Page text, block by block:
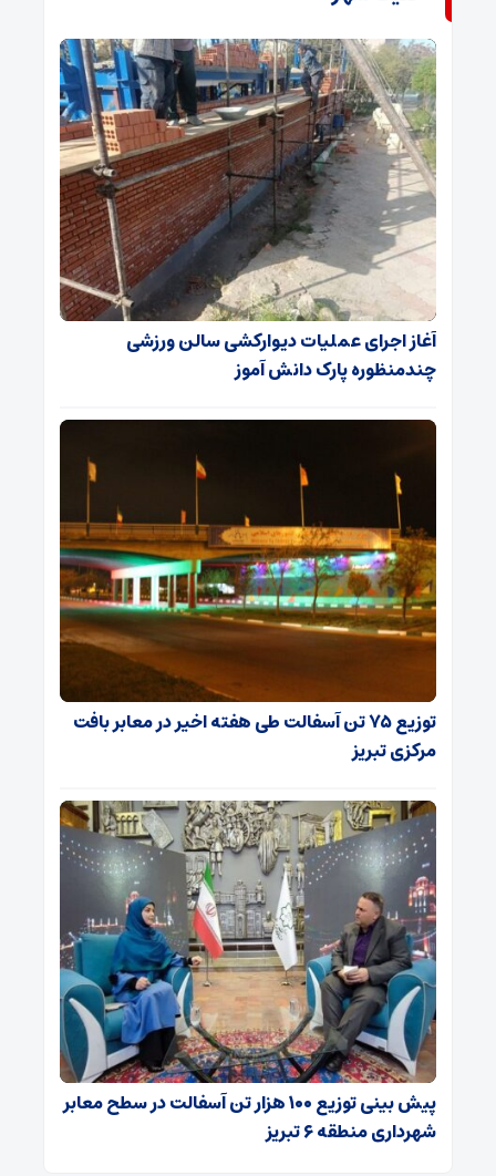
آغاز اجرای عملیات دیوارکشی سالن ورزشی
چندمنظوره پارک دانش آموز
توزیع ۷۵ تن آسفالت طی هفته اخیر در معابر بافت
مرکزی تبریز
پیش بینی توزیع ۱۰۰ هزار تن آسفالت در سطح معابر
شهرداری منطقه ۶ تبریز